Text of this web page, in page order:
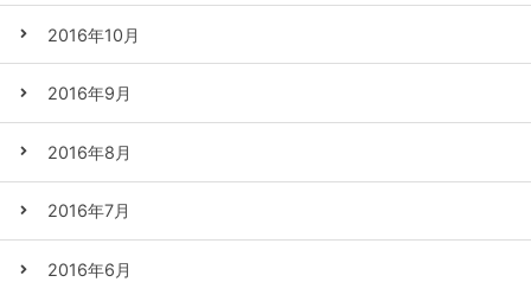
2016年10月
2016年9月
2016年8月
2016年7月
2016年6月